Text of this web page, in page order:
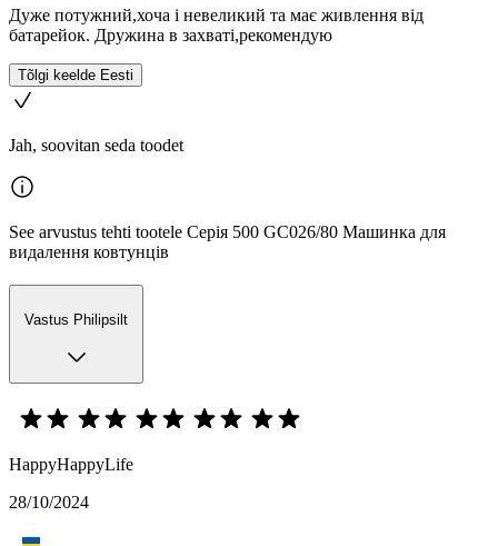
Дуже потужний,хоча і невеликий та має живлення від
батарейок. Дружина в захваті,рекомендую
Tõlgi keelde Eesti
Jah, soovitan seda toodet
See arvustus tehti tootele Серія 500 GC026/80 Машинка для
видалення ковтунців
Vastus Philipsilt
HappyHappyLife
28/10/2024